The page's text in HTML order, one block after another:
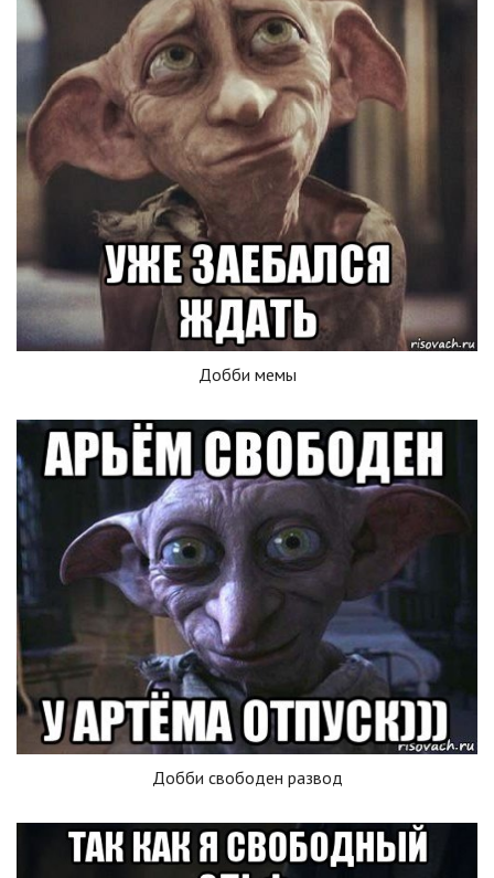
Добби мемы
Добби свободен развод